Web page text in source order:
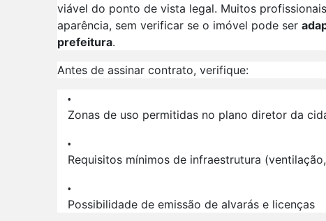
viável do ponto de vista legal. Muitos
aparência, sem verificar se o imóvel pode ser
prefeitura.
Antes de assinar contrato, verifique:
Zonas de uso permitidas no plano diretor da
Requisitos mínimos de infraestrutura
Possibilidade de emissão de alvarás e licenças